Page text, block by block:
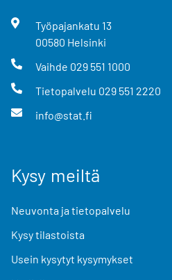
Työpajankatu 13
00580 Helsinki
Vaihde 029 551 1000
Tietopalvelu 029 551 2220
info@stat.fi
Kysy meiltä
Neuvonta ja tietopalvelu
Kysy tilastoista
Usein kysytyt kysymykset